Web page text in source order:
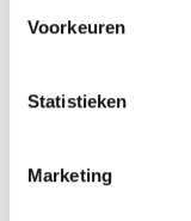
Voorkeuren
Statistieken
Marketing